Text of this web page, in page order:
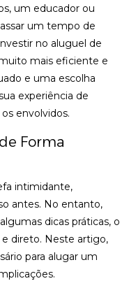
um educador ou
um tempo de
no aluguel de
mais eficiente e
e uma escolha
experiência de
envolvidos.
Forma
intimidante,
antes. No entanto,
dicas práticas, o
direto. Neste artigo,
para alugar um